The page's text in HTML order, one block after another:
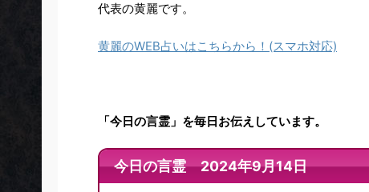
代表の黄麗です。
黄麗のWEB占いはこちらから！(スマホ対応)
「今日の言霊」を毎日お伝えしています。
今日の言霊 2024年9月14日